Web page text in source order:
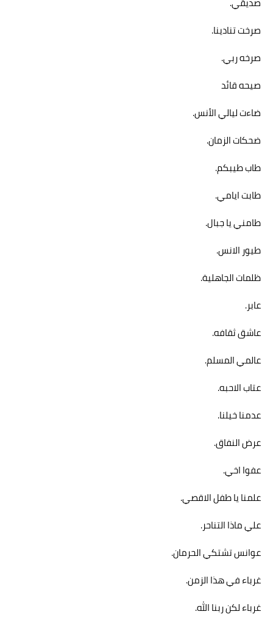
صرخت تنادينا.
صرخه ربي.
صيحه قائد
ضاءت ليالي الأنس.
ضحكات الزمان.
طاب طيبكم.
طابت ايامي.
طامني يا جبال.
طيور الانس.
ظلمات الجاهلية.
عابر.
عاشق ثقافه.
عالمي المسلم.
عتاب الاحبه.
عدمنا خيلنا.
عرض النفاق.
عفوا اخي.
علمنا يا طفل الاقصي.
علي ماذا التناحر.
عوانس تشتكي الحرمان.
غرباء في هذا الزمن.
غرباء لكن ربنا الله.